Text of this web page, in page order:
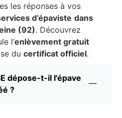
les réponses à vos
d’épaviste dans
(92). Découvrez
l’enlèvement gratuit
du certificat officiel.
dépose-t-il l'épave
?